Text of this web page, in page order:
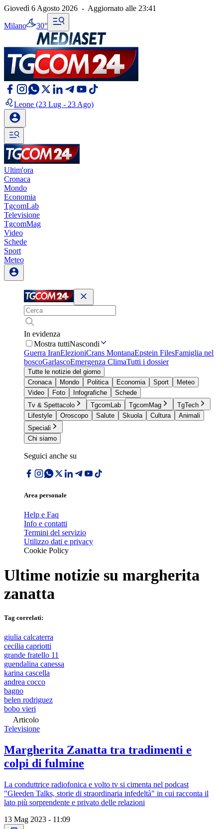
Giovedì 6 Agosto 2026 - Aggiornato alle 23:41
Milano 30°
Leone (23 Lug - 23 Ago)
Ultim'ora
Cronaca
Mondo
Economia
TgcomLab
Televisione
TgcomMag
Video
Schede
Sport
Meteo
In evidenza
Mostra tuttiNascondi
Guerra IranElezioniCrans MontanaEpstein FilesFamiglia nel
boscoGarlascoEmergenza ClimaTutti i dossier
Tutte le notizie del giorno
Cronaca
Mondo Politica Economia Sport
Meteo
Video
Foto Infografiche
Schede
Tv & Spettacolo
TgcomLab TgcomMag
TgTech
Lifestyle
Oroscopo Salute Skuola Cultura
Animali
Speciali
Chi siamo
Seguici anche su
Area personale
Help e Faq
Info e contatti
Termini del servizio
Utilizzo dati e privacy
Cookie Policy
Ultime notizie su margherita
zanatta
Tag correlati:
giulia calcaterra
cecilia capriotti
grande fratello 11
guendalina canessa
karina cascella
andrea cocco
bagno
belen rodriguez
bobo vieri
Articolo
Televisione
Margherita Zanatta tra tradimenti e
colpi di fulmine
La conduttrice radiofonica e volto tv si cimenta nel podcast
"Gleeden Talks, storie di straordinaria infedeltà" in cui racconta il
lato più sorprendente e privato delle relazioni
13 Mag 2023 - 11:09